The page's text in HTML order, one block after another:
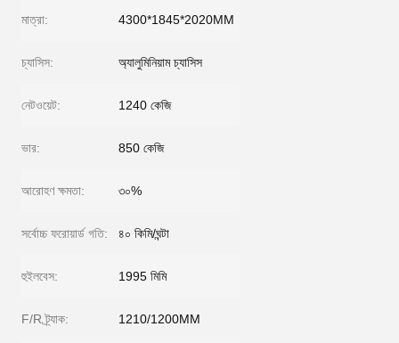
মাত্রা: 4300*1845*2020MM
চ্যাসিস: অ্যালুমিনিয়াম চ্যাসিস
নেটওয়েট: 1240 কেজি
ভার: 850 কেজি
আরোহণ ক্ষমতা: ৩০%
সর্বোচ্চ ফরোয়ার্ড গতি: ৪০ কিমি/ঘন্টা
হুইলবেস: 1995 মিমি
F/R ট্র্যাক: 1210/1200MM